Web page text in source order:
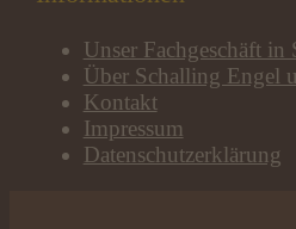
Unser Fachgeschäft in
Über Schalling Engel
Kontakt
Impressum
Datenschutzerklärung